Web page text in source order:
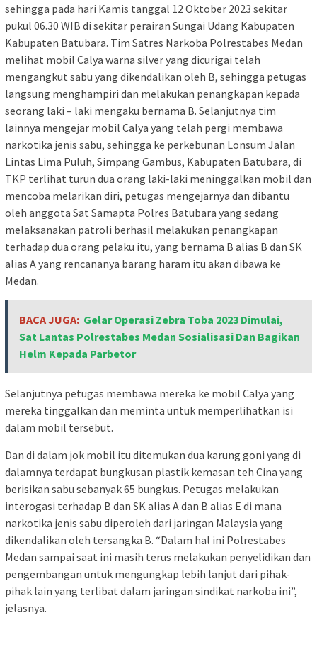
sehingga pada hari Kamis tanggal 12 Oktober 2023 sekitar
pukul 06.30 WIB di sekitar perairan Sungai Udang Kabupaten
Kabupaten Batubara. Tim Satres Narkoba Polrestabes Medan
melihat mobil Calya warna silver yang dicurigai telah
mengangkut sabu yang dikendalikan oleh B, sehingga petugas
langsung menghampiri dan melakukan penangkapan kepada
seorang laki – laki mengaku bernama B. Selanjutnya tim
lainnya mengejar mobil Calya yang telah pergi membawa
narkotika jenis sabu, sehingga ke perkebunan Lonsum Jalan
Lintas Lima Puluh, Simpang Gambus, Kabupaten Batubara, di
TKP terlihat turun dua orang laki-laki meninggalkan mobil dan
mencoba melarikan diri, petugas mengejarnya dan dibantu
oleh anggota Sat Samapta Polres Batubara yang sedang
melaksanakan patroli berhasil melakukan penangkapan
terhadap dua orang pelaku itu, yang bernama B alias B dan SK
alias A yang rencananya barang haram itu akan dibawa ke
Medan.
BACA JUGA: Gelar Operasi Zebra Toba 2023 Dimulai,
Sat Lantas Polrestabes Medan Sosialisasi Dan Bagikan
Helm Kepada Parbetor
Selanjutnya petugas membawa mereka ke mobil Calya yang
mereka tinggalkan dan meminta untuk memperlihatkan isi
dalam mobil tersebut.
Dan di dalam jok mobil itu ditemukan dua karung goni yang di
dalamnya terdapat bungkusan plastik kemasan teh Cina yang
berisikan sabu sebanyak 65 bungkus. Petugas melakukan
interogasi terhadap B dan SK alias A dan B alias E di mana
narkotika jenis sabu diperoleh dari jaringan Malaysia yang
dikendalikan oleh tersangka B. “Dalam hal ini Polrestabes
Medan sampai saat ini masih terus melakukan penyelidikan dan
pengembangan untuk mengungkap lebih lanjut dari pihak-
pihak lain yang terlibat dalam jaringan sindikat narkoba ini”,
jelasnya.